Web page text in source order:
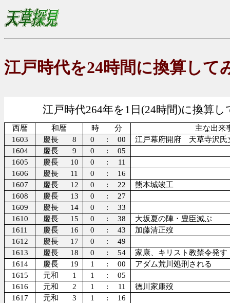
江戸時代を24時間に換算して
江戸時代264年を1日(24時間)に換算し
西暦 和暦 時 分
主な出来
1603
慶長 8 0 : 00
江戸幕府開府 天草寺沢氏
1604
慶長 9 0 :
05
1605
慶長 10 0 :
11
1606
慶長 11 0 :
16
1607
慶長 12 0 : 22
熊本城竣工
1608
慶長 13 0 :
27
1609
慶長 14 0 :
33
1610
慶長 15 0 : 38
大坂夏の陣・豊臣滅ぶ
1611
慶長 16 0 : 43
加藤清正歿
1612
慶長 17 0 :
49
1613
慶長 18 0 : 54
家康、キリスト教禁令発す
1614
慶長 19 1 : 00
アダム荒川処刑される
1615
元和 1 1 :
05
1616
元和 2 1 : 11
徳川家康歿
1617
元和 3 1 :
16